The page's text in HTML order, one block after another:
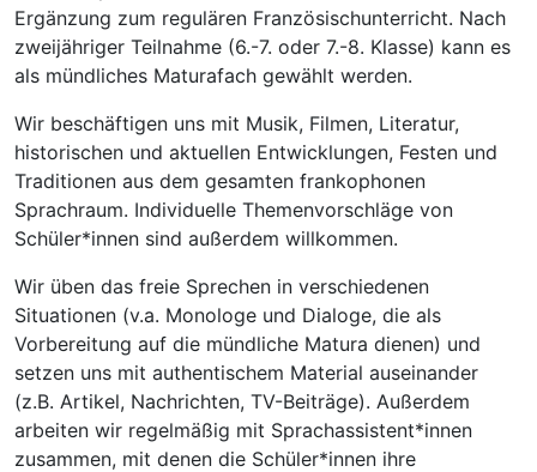
Ergänzung zum regulären Französischunterricht. Nach
zweijähriger Teilnahme (6.-7. oder 7.-8. Klasse) kann es
als mündliches Maturafach gewählt werden.
Wir beschäftigen uns mit Musik, Filmen, Literatur,
historischen und aktuellen Entwicklungen, Festen und
Traditionen aus dem gesamten frankophonen
Sprachraum. Individuelle Themenvorschläge von
Schüler*innen sind außerdem willkommen.
Wir üben das freie Sprechen in verschiedenen
Situationen (v.a. Monologe und Dialoge, die als
Vorbereitung auf die mündliche Matura dienen) und
setzen uns mit authentischem Material auseinander
(z.B. Artikel, Nachrichten, TV-Beiträge). Außerdem
arbeiten wir regelmäßig mit Sprachassistent*innen
zusammen, mit denen die Schüler*innen ihre